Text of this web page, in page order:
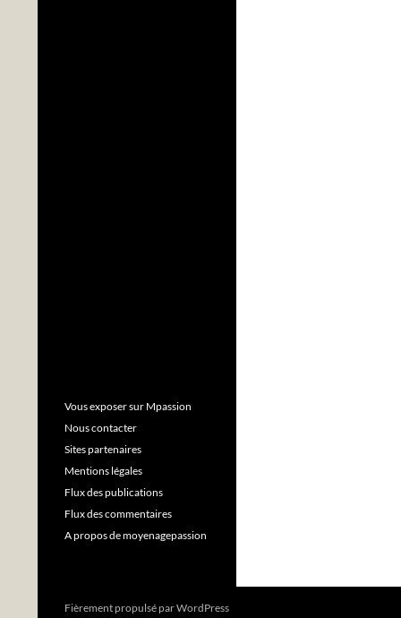
Vous exposer sur Mpassion
Nous contacter
Sites partenaires
Mentions légales
Flux des publications
Flux des commentaires
A propos de moyenagepassion
Fièrement propulsé par WordPress